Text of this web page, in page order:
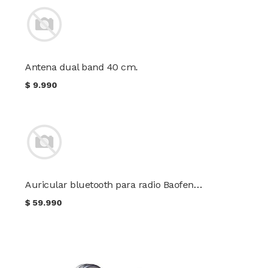
Antena dual band 40 cm.
$ 9.990
Auricular bluetooth para radio Baofeng / Keenwood
$59.990